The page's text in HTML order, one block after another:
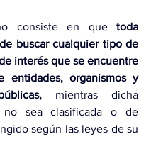
consiste en que toda
buscar cualquier tipo de
interés que se encuentre
entidades, organismos y
mientras dicha
no sea clasificada o de
según las leyes de su